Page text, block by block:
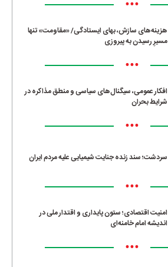
•••
هزینه‌های سازش، بهای ایستادگی/ «مقاومت» تنها
مسیرِ رسیدن به پیروزی
•••
افکار عمومی، سیگنال‌های سیاسی و منطق مذاکره در
شرایط بحران
•••
سردشت؛ سند زنده جنایت شیمیایی علیه مردم ایران
•••
امنیت اقتصادی؛ ستون پایداری و اقتدار ملی در
اندیشه امام خامنه‌ای
•••